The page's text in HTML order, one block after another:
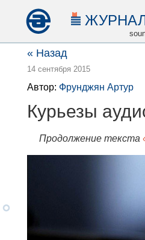
« Назад
14 сентября 2015
Автор: Фрунджян Артур
Курьезы
Продолжение текста